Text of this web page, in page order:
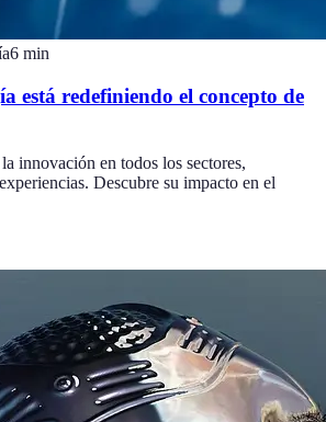
6 min
está redefiniendo el concepto de
innovación en todos los sectores,
Descubre su impacto en el